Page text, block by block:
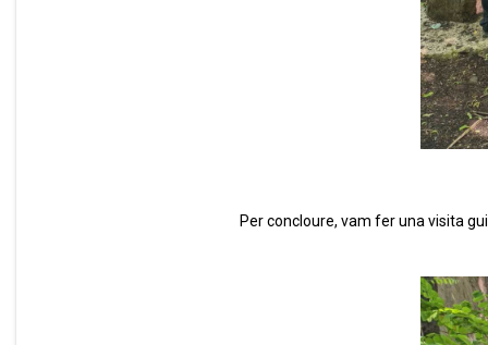
Per concloure, vam fer una visita